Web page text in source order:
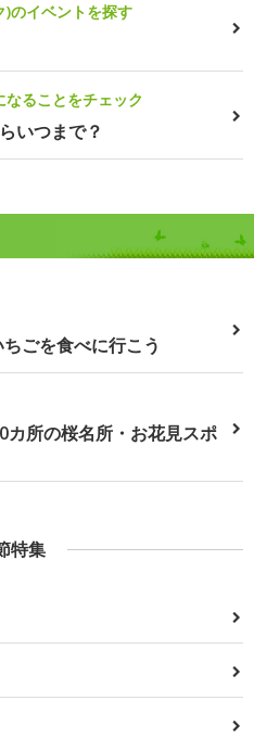
)のイベントを探す
ることをチェック
いつまで？
ごを食べに行こう
カ所の桜名所・お花見スポ
特集